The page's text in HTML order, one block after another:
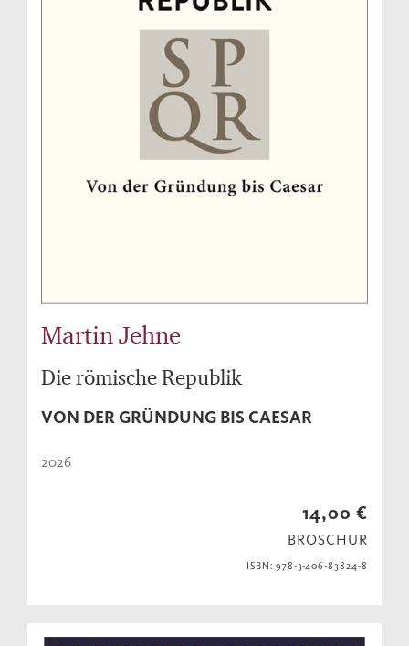
Martin Jehne
Die römische Republik
VON DER GRÜNDUNG BIS CAESAR
2026
14,00 €
BROSCHUR
ISBN: 978-3-406-83824-8